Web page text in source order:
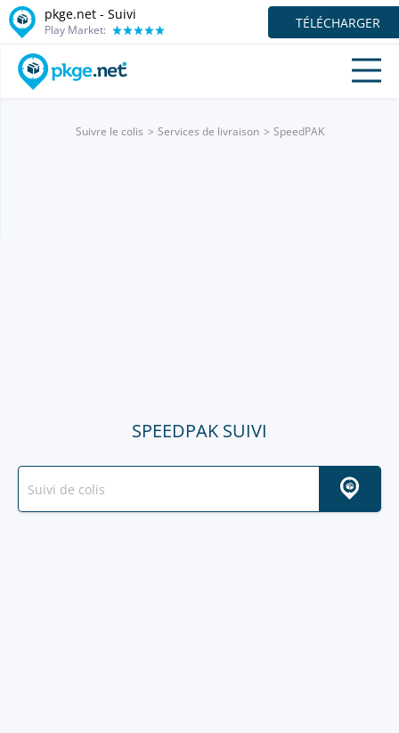
pkge.net - Suivi
Play Market: TÉLÉCHARGER
Suivre le colis Services de livraison SpeedPAK
SPEEDPAK SUIVI